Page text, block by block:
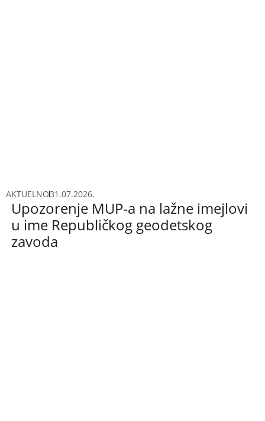
AKTUELNO31.07.2026.
Upozorenje MUP-a na lažne imejlovi
u ime Republičkog geodetskog
zavoda